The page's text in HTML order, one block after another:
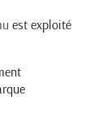
est exploité